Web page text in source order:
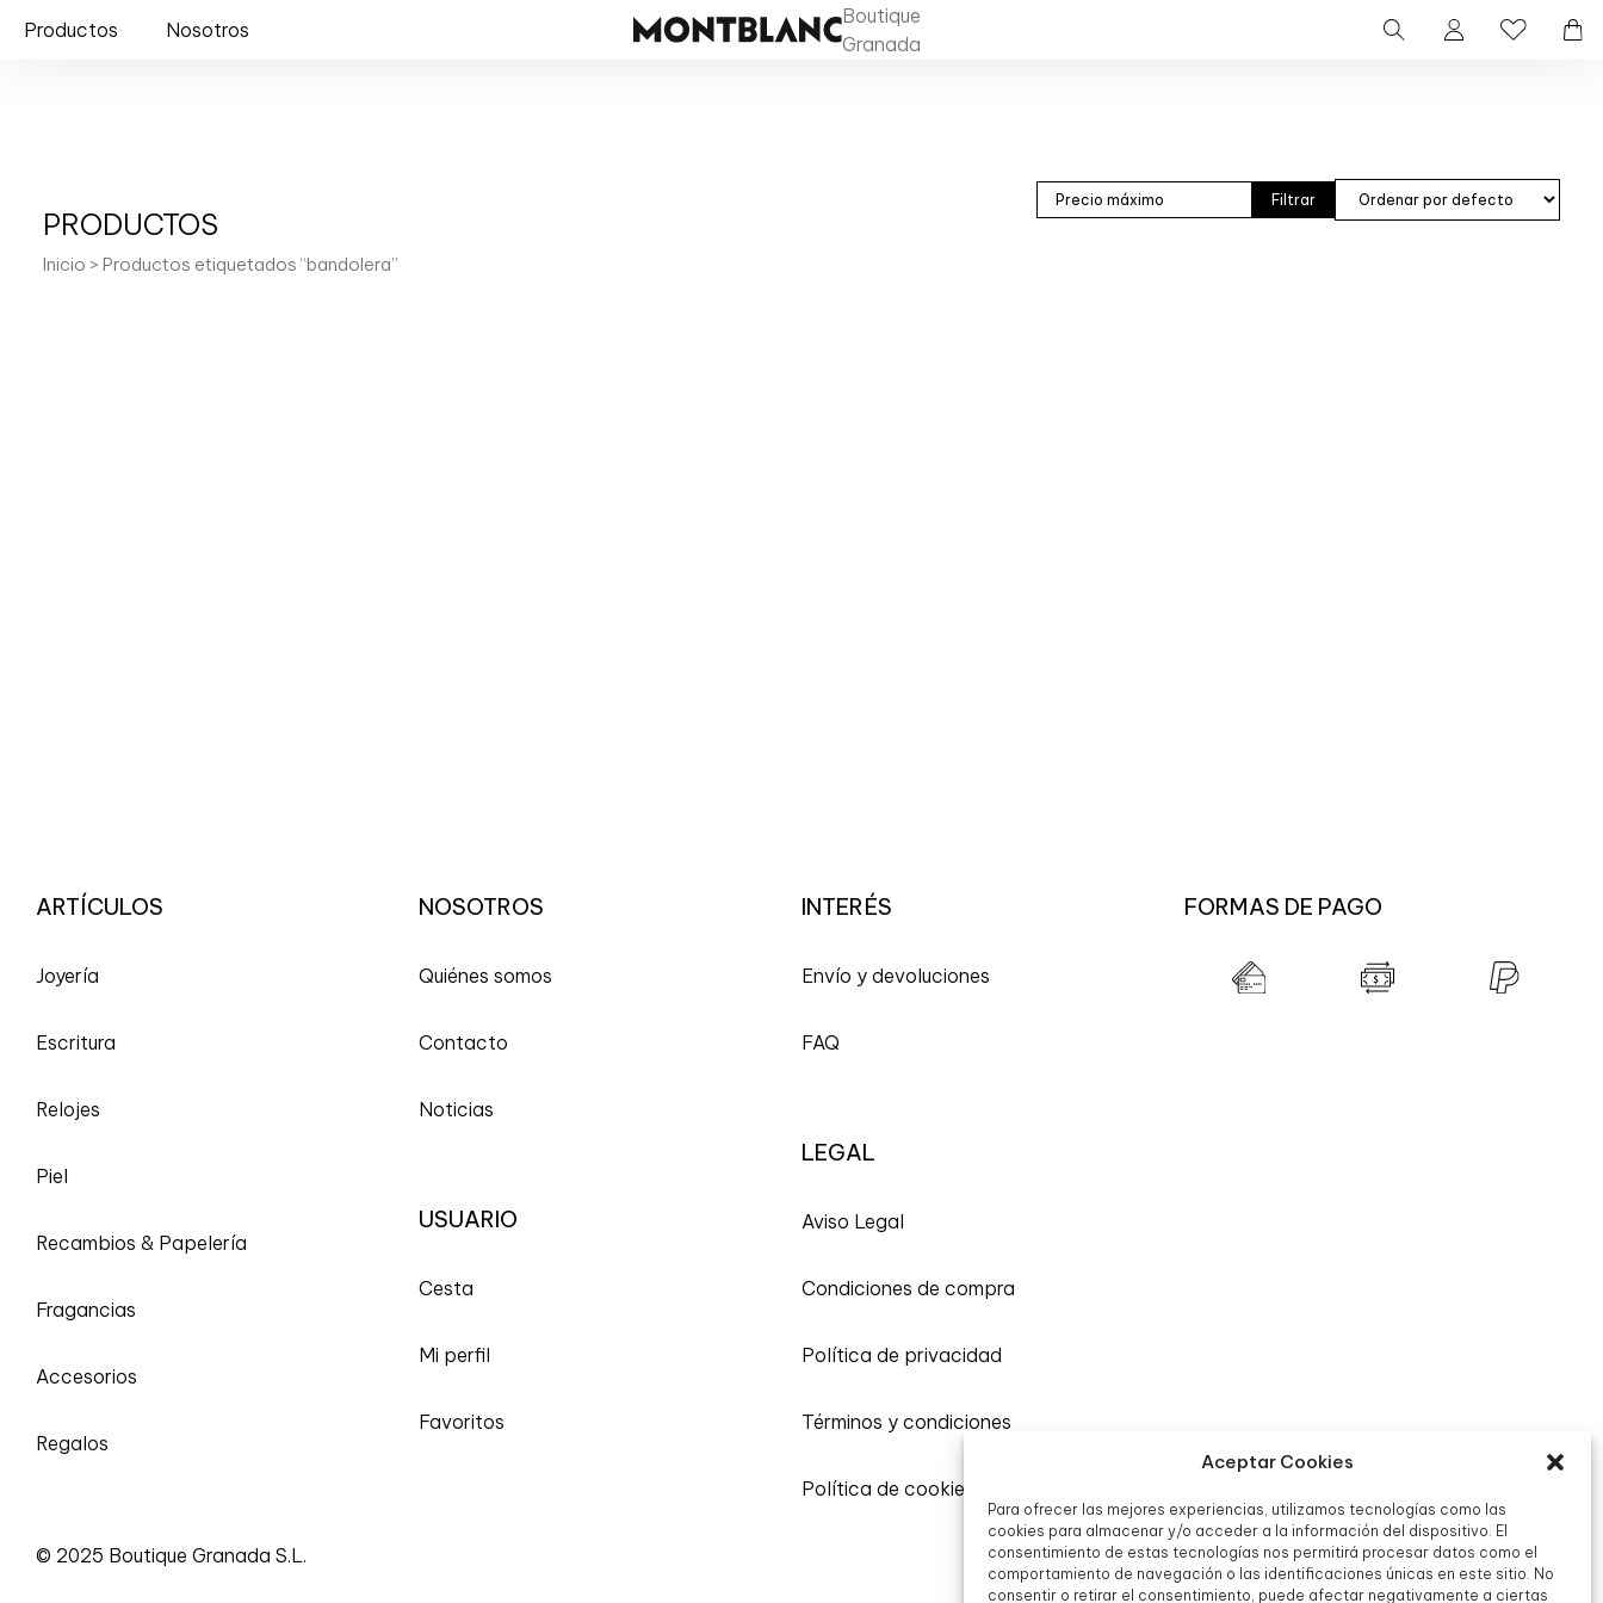
Aceptar Cookies
Para ofrecer las mejores experiencias, utilizamos tecnologías como las
cookies para almacenar y/o acceder a la información del dispositivo. El
consentimiento de estas tecnologías nos permitirá procesar datos como el
comportamiento de navegación o las identificaciones únicas en este sitio. No
consentir o retirar el consentimiento, puede afectar negativamente a ciertas
Productos Nosotros
Boutique
Granada
PRODUCTOS
Inicio > Productos etiquetados “bandolera”
Filtrar
ARTÍCULOS
Joyería
Escritura
Relojes
Piel
Recambios & Papelería
Fragancias
Accesorios
Regalos
NOSOTROS
Quiénes somos
Contacto
Noticias
USUARIO
Cesta
Mi perfil
Favoritos
INTERÉS
Envío y devoluciones
FAQ
LEGAL
Aviso Legal
Condiciones de compra
Política de privacidad
Términos y condiciones
Política de cookies
FORMAS DE PAGO
© 2025 Boutique Granada S.L.